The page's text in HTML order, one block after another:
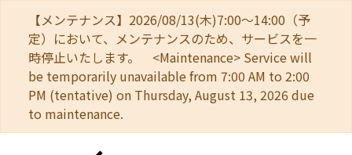
【メンテナンス】2026/08/13(木)7:00～14:00（予
定）において、メンテナンスのため、サービスを一
時停止いたします。 <Maintenance> Service will
be temporarily unavailable from 7:00 AM to 2:00
PM (tentative) on Thursday, August 13, 2026 due
to maintenance.